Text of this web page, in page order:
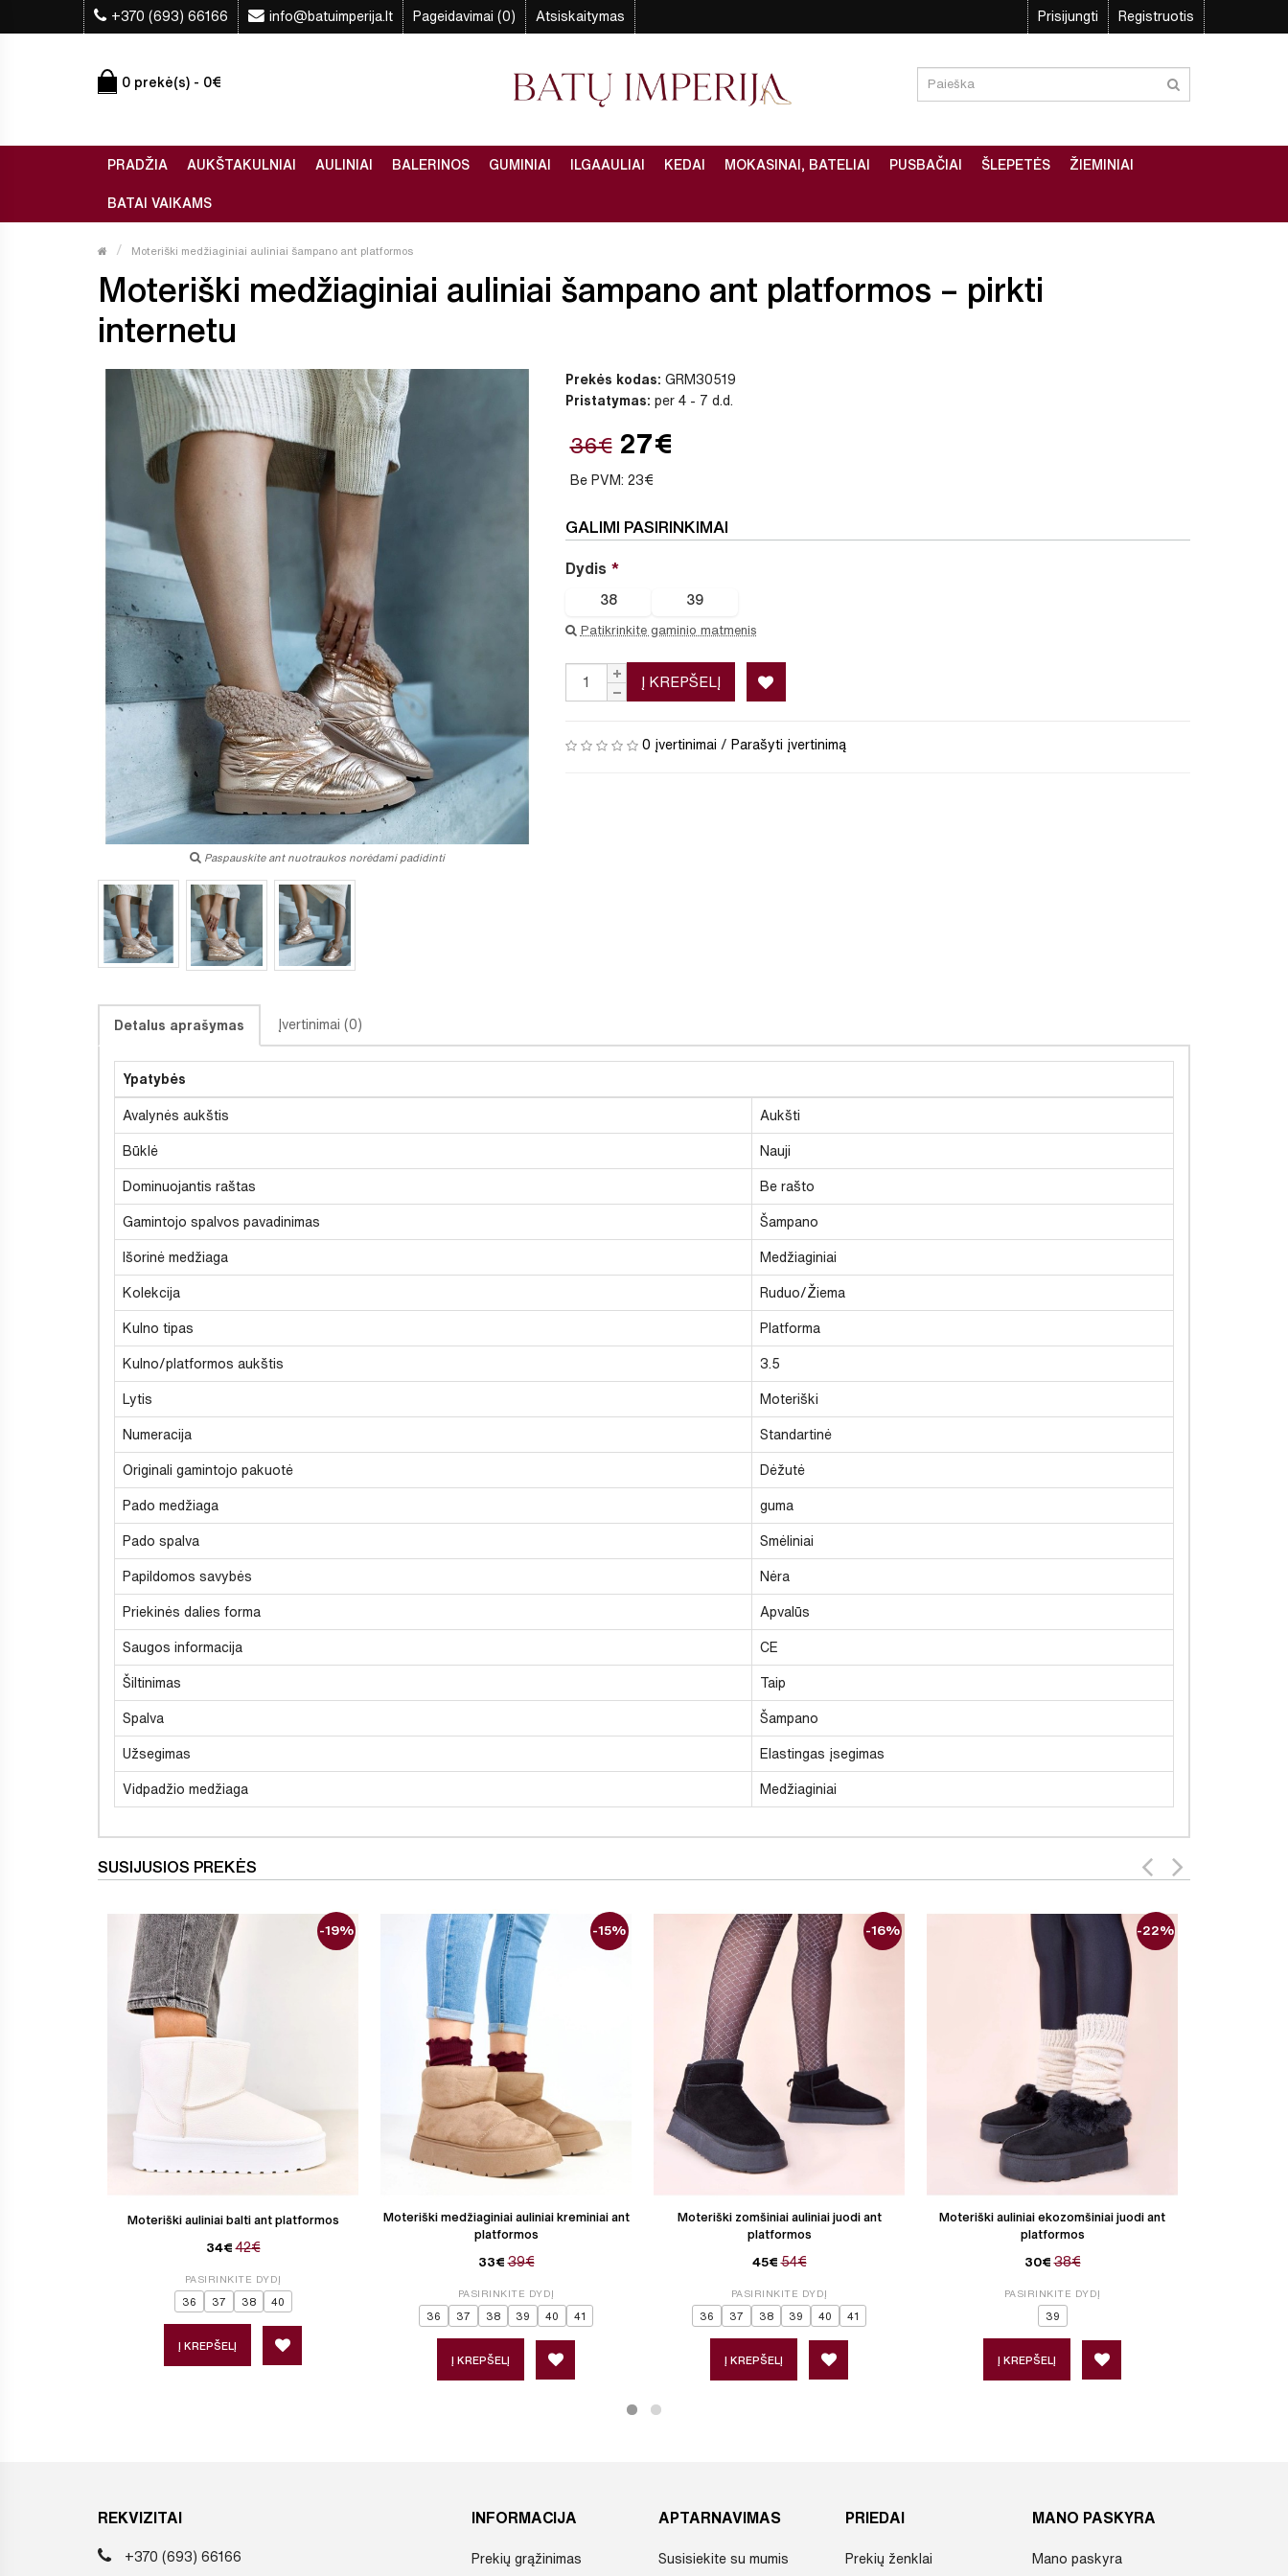
+370 (693) 66166 info@batuimperija.lt Pageidavimai (0) Atsiskaitymas Prisijungti Registruotis
0 prekė(s) - 0€
PRADŽIA AUKŠTAKULNIAI AULINIAI BALERINOS GUMINIAI ILGAAULIAI KEDAI MOKASINAI, BATELIAI PUSBAČIAI ŠLEPETĖS ŽIEMINIAI
BATAI VAIKAMS
Moteriški medžiaginiai auliniai šampano ant platformos
Moteriški medžiaginiai auliniai šampano ant platformos – pirkti
internetu
Paspauskite ant nuotraukos norėdami padidinti
Prekės kodas: GRM30519
Pristatymas: per 4 - 7 d.d.
36€ 27€
Be PVM: 23€
GALIMI PASIRINKIMAI
Dydis
38 39
Patikrinkite gaminio matmenis
Į KREPŠELĮ
0 įvertinimai / Parašyti įvertinimą
Detalus aprašymas Įvertinimai (0)
Ypatybės
Avalynės aukštis Aukšti
Būklė Nauji
Dominuojantis raštas Be rašto
Gamintojo spalvos pavadinimas Šampano
Išorinė medžiaga Medžiaginiai
Kolekcija Ruduo/Žiema
Kulno tipas Platforma
Kulno/platformos aukštis 3.5
Lytis Moteriški
Numeracija Standartinė
Originali gamintojo pakuotė Dėžutė
Pado medžiaga guma
Pado spalva Smėliniai
Papildomos savybės Nėra
Priekinės dalies forma Apvalūs
Saugos informacija CE
Šiltinimas Taip
Spalva Šampano
Užsegimas Elastingas įsegimas
Vidpadžio medžiaga Medžiaginiai
SUSIJUSIOS PREKĖS
Moteriški auliniai balti ant platformos
34€ 42€
-19%
PASIRINKITE DYDĮ
36 37 38 40
Į KREPŠELĮ
Moteriški medžiaginiai auliniai kreminiai ant
platformos
33€ 39€
-15%
PASIRINKITE DYDĮ
36 37 38 39 40 41
Į KREPŠELĮ
Moteriški zomšiniai auliniai juodi ant
platformos
45€ 54€
-16%
PASIRINKITE DYDĮ
36 37 38 39 40 41
Į KREPŠELĮ
Moteriški auliniai ekozomšiniai juodi ant
platformos
30€ 38€
-22%
PASIRINKITE DYDĮ
39
Į KREPŠELĮ
REKVIZITAI
+370 (693) 66166
INFORMACIJA
Prekių grąžinimas
APTARNAVIMAS
Susisiekite su mumis
PRIEDAI
Prekių ženklai
MANO PASKYRA
Mano paskyra